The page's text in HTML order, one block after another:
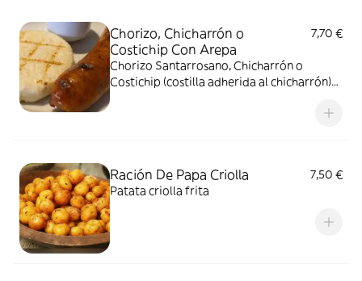
Chorizo, Chicharrón o
Costichip Con Arepa
7,70 €
Chorizo Santarrosano, Chicharrón o
Costichip (costilla adherida al chicharrón)
Ración De Papa Criolla
7,50 €
Patata criolla frita